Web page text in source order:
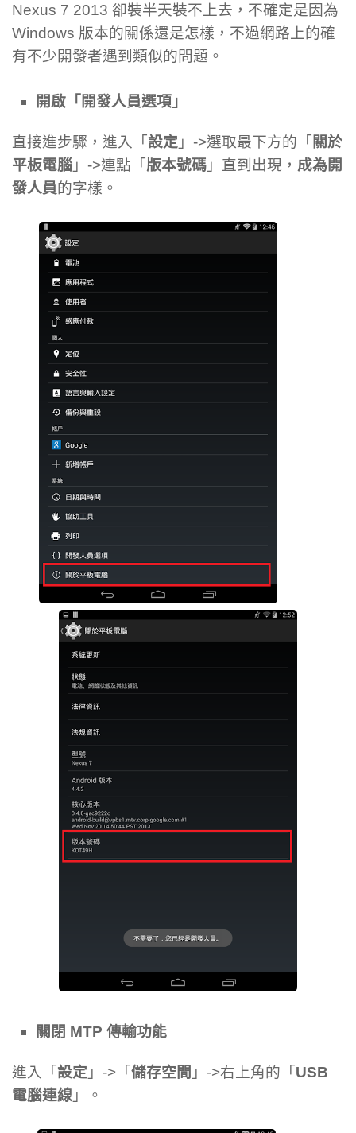
Nexus 7 2013 卻裝半天裝不上去，不確定是因為
Windows 版本的關係還是怎樣，不過網路上的確
有不少開發者遇到類似的問題。
開啟「開發人員選項」
直接進步驟，進入「設定 」->選取最下方的「關於
平板電腦 」->連點「版本號碼 」直到出現， 成為開
發人員的字樣。
關閉 MTP 傳輸功能
進入「 設定 」->「 儲存空間 」->右上角的「 USB
電腦連線 」。